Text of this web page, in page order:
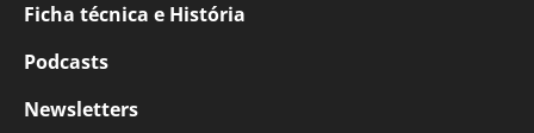
Ficha técnica e História
Podcasts
Newsletters